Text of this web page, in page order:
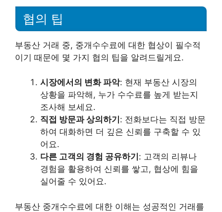
협의 팁
부동산 거래 중, 중개수수료에 대한 협상이 필수적
이기 때문에 몇 가지 협의 팁을 알려드릴게요.
시장에서의 변화 파악: 현재 부동산 시장의
상황을 파악해, 누가 수수료를 높게 받는지
조사해 보세요.
직접 방문과 상의하기 : 전화보다는 직접 방문
하여 대화하면 더 깊은 신뢰를 구축할 수 있
어요.
다른 고객의 경험 공유하기 : 고객의 리뷰나
경험을 활용하여 신뢰를 쌓고, 협상에 힘을
실어줄 수 있어요.
부동산 중개수수료에 대한 이해는 성공적인 거래를